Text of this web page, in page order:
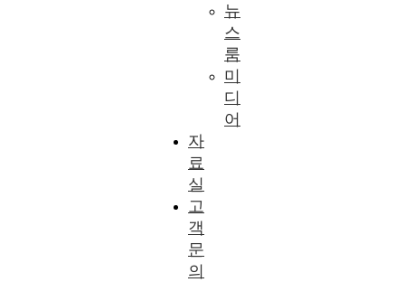
뉴
스
룸
미
디
어
자
료
실
고
객
문
의